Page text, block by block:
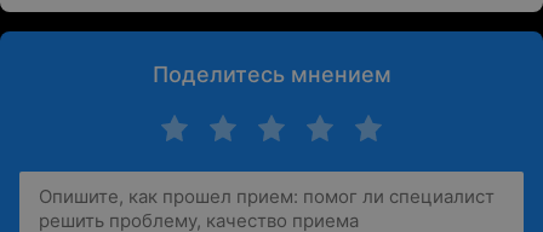
Поделитесь мнением